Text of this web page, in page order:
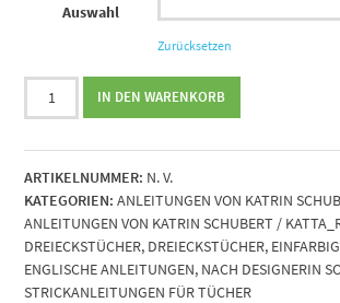
Auswahl
Zurücksetzen
Strickanleitung
Davida
von
Katrin
Schubert
Menge
IN DEN WARENKORB
ARTIKELNUMMER: N. V.
KATEGORIEN: ANLEITUNGEN VON KATRIN
ANLEITUNGEN VON KATRIN SCHUBERT /
DREIECKSTÜCHER, DREIECKSTÜCHER,
ENGLISCHE ANLEITUNGEN, NACH DESIGNERIN
STRICKANLEITUNGEN FÜR TÜCHER